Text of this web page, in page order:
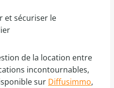
et sécuriser le
de la location entre
incontournables,
sur Diffusimmo,